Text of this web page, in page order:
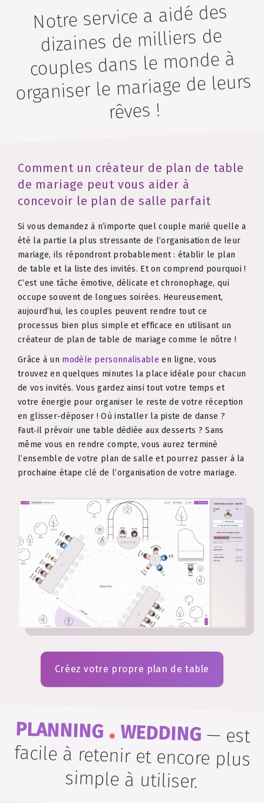
Notre service a aidé des
dizaines de milliers de
couples dans le monde à
organiser le mariage de leurs
rêves !
Comment un créateur de plan de table
de mariage peut vous aider à
concevoir le plan de salle parfait
Si vous demandez à n’importe quel couple marié quelle a
été la partie la plus stressante de l’organisation de leur
mariage, ils répondront probablement : établir le plan
de table et la liste des invités. Et on comprend pourquoi !
C’est une tâche émotive, délicate et chronophage, qui
occupe souvent de longues soirées. Heureusement,
aujourd’hui, les couples peuvent rendre tout ce
processus bien plus simple et efficace en utilisant un
créateur de plan de table de mariage comme le nôtre !
Grâce à un modèle personnalisable en ligne, vous
trouvez en quelques minutes la place idéale pour chacun
de vos invités. Vous gardez ainsi tout votre temps et
votre énergie pour organiser le reste de votre réception
en glisser-déposer ! Où installer la piste de danse ?
Faut‑il prévoir une table dédiée aux desserts ? Sans
même vous en rendre compte, vous aurez terminé
l’ensemble de votre plan de salle et pourrez passer à la
prochaine étape clé de l’organisation de votre mariage.
Créez votre propre plan de table
PLANNING . WEDDING— est
facile à retenir et encore plus
simple à utiliser.